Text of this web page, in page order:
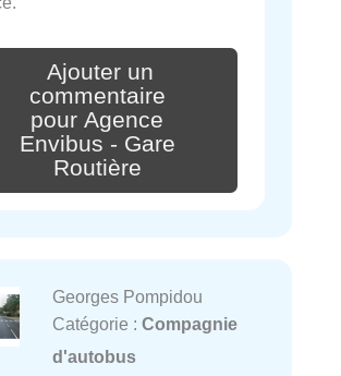
Ajouter un
commentaire
pour Agence
Envibus - Gare
Routière
Georges Pompidou
Catégorie : Compagnie
d'autobus